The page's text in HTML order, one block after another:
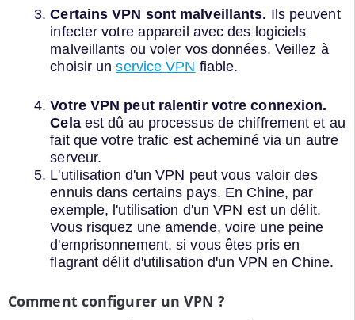
Certains VPN sont malveillants. Ils peuvent
infecter votre appareil avec des logiciels
malveillants ou voler vos données. Veillez à
choisir unservice VPN fiable.
Votre VPN peut ralentir votre connexion.
Cela est dû au processus de chiffrement et au
fait que votre trafic est acheminé via un autre
serveur.
L'utilisation d'un VPN peut vous valoir des
ennuis dans certains pays. En Chine, par
exemple, l'utilisation d'un VPN est un délit.
Vous risquez une amende, voire une peine
d'emprisonnement, si vous êtes pris en
flagrant délit d'utilisation d'un VPN en Chine.
Comment configurer un VPN ?